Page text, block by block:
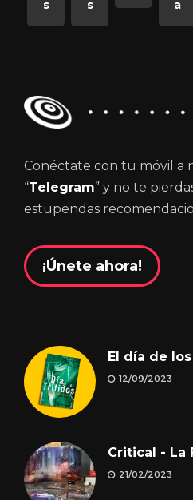
s
s
a
Conéctate con tu móvil a
“Telegram” y no te
estupendas
¡Únete ahora!
El día de
12/09/2023
Critical - La
21/02/2023